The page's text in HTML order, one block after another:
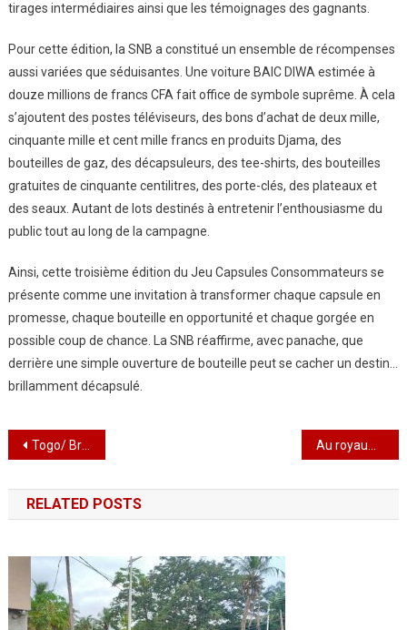
tirages intermédiaires ainsi que les témoignages des gagnants.
Pour cette édition, la SNB a constitué un ensemble de récompenses
aussi variées que séduisantes. Une voiture BAIC DIWA estimée à
douze millions de francs CFA fait office de symbole suprême. À cela
s’ajoutent des postes téléviseurs, des bons d’achat de deux mille,
cinquante mille et cent mille francs en produits Djama, des
bouteilles de gaz, des décapsuleurs, des tee-shirts, des bouteilles
gratuites de cinquante centilitres, des porte-clés, des plateaux et
des seaux. Autant de lots destinés à entretenir l’enthousiasme du
public tout au long de la campagne.
Ainsi, cette troisième édition du Jeu Capsules Consommateurs se
présente comme une invitation à transformer chaque capsule en
promesse, chaque bouteille en opportunité et chaque gorgée en
possible coup de chance. La SNB réaffirme, avec panache, que
derrière une simple ouverture de bouteille peut se cacher un destin…
brillamment décapsulé.
Navigation
de
l’article
Togo/ Brass Days 2 : Elom Kottner et l’épopée des cuivres : un festival qui élève, fédère et transcende Au royaume du hasard, l’Ivoirien Koffi N’guessan sacré roi du TCE 2025 à Lomé
RELATED POSTS